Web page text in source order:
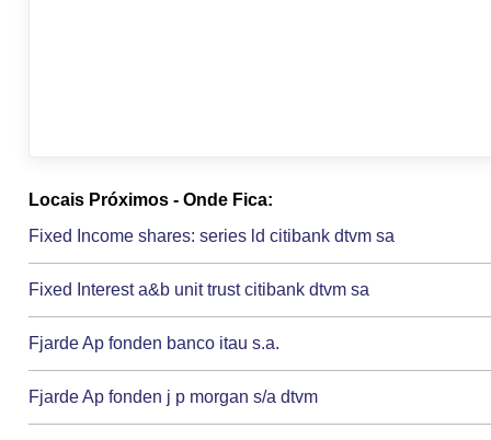
Locais Próximos - Onde Fica:
Fixed Income shares: series ld citibank dtvm sa
Fixed Interest a&b unit trust citibank dtvm sa
Fjarde Ap fonden banco itau s.a.
Fjarde Ap fonden j p morgan s/a dtvm